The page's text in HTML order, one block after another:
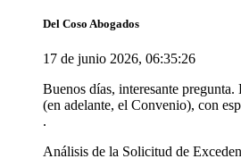
Del Coso Abogados
17 de junio 2026, 06:35:26
Buenos días, interesante
(en adelante, el Convenio), con
.
Análisis de la Solicitud de